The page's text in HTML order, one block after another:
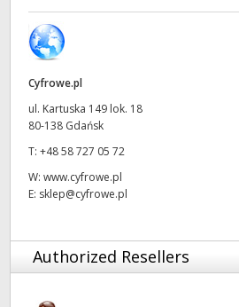
United Kingdom
Cyfrowe.pl
ul. Kartuska 149 lok. 18
80-138 Gdańsk
T: +48 58 727 05 72
W: www.cyfrowe.pl
E: sklep@cyfrowe.pl
Authorized Resellers